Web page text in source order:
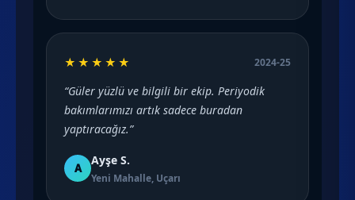
★★★★★ 2024-25
“Güler yüzlü ve bilgili bir ekip. Periyodik
bakımlarımızı artık sadece buradan
yaptıracağız.”
A
Ayşe S.
Yeni Mahalle, Uçarı